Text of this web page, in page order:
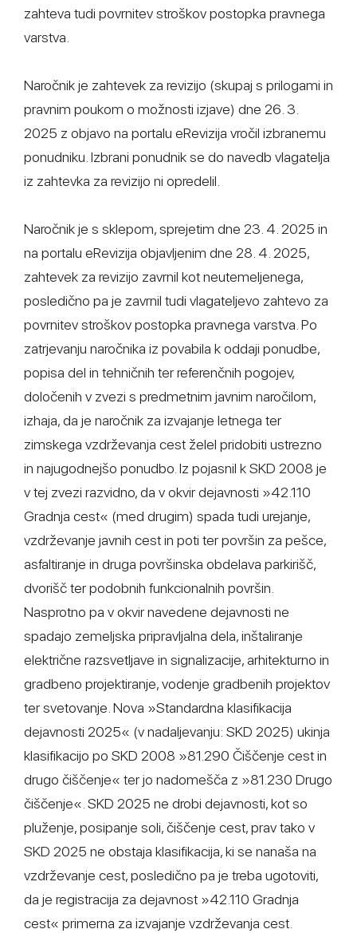
zahteva tudi povrnitev stroškov postopka pravnega
varstva.
Naročnik je zahtevek za revizijo (skupaj s prilogami in
pravnim poukom o možnosti izjave) dne 26. 3.
2025 z objavo na portalu eRevizija vročil izbranemu
ponudniku. Izbrani ponudnik se do navedb vlagatelja
iz zahtevka za revizijo ni opredelil.
Naročnik je s sklepom, sprejetim dne 23. 4. 2025 in
na portalu eRevizija objavljenim dne 28. 4. 2025,
zahtevek za revizijo zavrnil kot neutemeljenega,
posledično pa je zavrnil tudi vlagateljevo zahtevo za
povrnitev stroškov postopka pravnega varstva. Po
zatrjevanju naročnika iz povabila k oddaji ponudbe,
popisa del in tehničnih ter referenčnih pogojev,
določenih v zvezi s predmetnim javnim naročilom,
izhaja, da je naročnik za izvajanje letnega ter
zimskega vzdrževanja cest želel pridobiti ustrezno
in najugodnejšo ponudbo. Iz pojasnil k SKD 2008 je
v tej zvezi razvidno, da v okvir dejavnosti »42.110
Gradnja cest« (med drugim) spada tudi urejanje,
vzdrževanje javnih cest in poti ter površin za pešce,
asfaltiranje in druga površinska obdelava parkirišč,
dvorišč ter podobnih funkcionalnih površin.
Nasprotno pa v okvir navedene dejavnosti ne
spadajo zemeljska pripravljalna dela, inštaliranje
električne razsvetljave in signalizacije, arhitekturno in
gradbeno projektiranje, vodenje gradbenih projektov
ter svetovanje. Nova »Standardna klasifikacija
dejavnosti 2025« (v nadaljevanju: SKD 2025) ukinja
klasifikacijo po SKD 2008 »81.290 Čiščenje cest in
drugo čiščenje« ter jo nadomešča z »81.230 Drugo
čiščenje«. SKD 2025 ne drobi dejavnosti, kot so
pluženje, posipanje soli, čiščenje cest, prav tako v
SKD 2025 ne obstaja klasifikacija, ki se nanaša na
vzdrževanje cest, posledično pa je treba ugotoviti,
da je registracija za dejavnost »42.110 Gradnja
cest« primerna za izvajanje vzdrževanja cest.